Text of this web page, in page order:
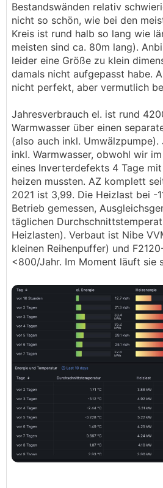
Bestandswänden relativ
nicht so schön, wie bei den
Kreis ist rund halb so lang wie
meisten sind ca. 80m lang).
leider eine Größe zu klein
damals nicht aufgepasst habe.
nicht perfekt, aber vermutlich
Jahresverbrauch el. ist rund
Warmwasser über einen
(also auch inkl.
inkl. Warmwasser, obwohl wir
eines Inverterdefekts 4 Tage
heizen mussten. AZ komplett
2021 ist 3,99. Die Heizlast bei -
Betrieb gemessen,
täglichen
Heizlasten). Verbaut ist Nibe
kleinen Reihenpuffer) und
<800/Jahr. Im Moment läuft sie